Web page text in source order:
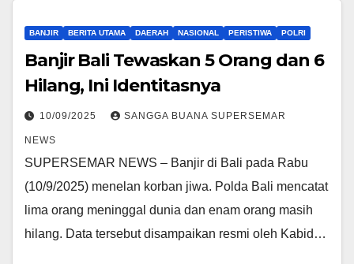
BANJIR BERITA UTAMA DAERAH NASIONAL PERISTIWA POLRI
Banjir Bali Tewaskan 5 Orang dan 6
Hilang, Ini Identitasnya
10/09/2025 SANGGA BUANA SUPERSEMAR
NEWS
SUPERSEMAR NEWS – Banjir di Bali pada Rabu
(10/9/2025) menelan korban jiwa. Polda Bali mencatat
lima orang meninggal dunia dan enam orang masih
hilang. Data tersebut disampaikan resmi oleh Kabid…